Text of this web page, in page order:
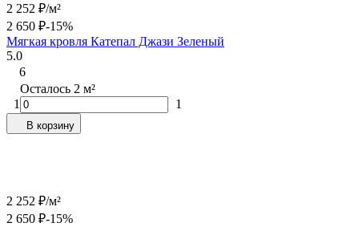
2 252 ₽/м²
2 650 ₽-15%
Мягкая кровля Катепал Джази Зеленый
5.0
6
Осталось 2 м²
1
1
В корзину
2 252 ₽/м²
2 650 ₽-15%